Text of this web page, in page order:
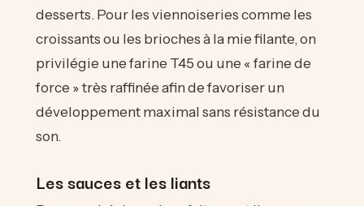
desserts. Pour les viennoiseries comme les
croissants ou les brioches à la mie filante, on
privilégie une farine T45 ou une « farine de
force » très raffinée afin de favoriser un
développement maximal sans résistance du
son.
Les sauces et les liants